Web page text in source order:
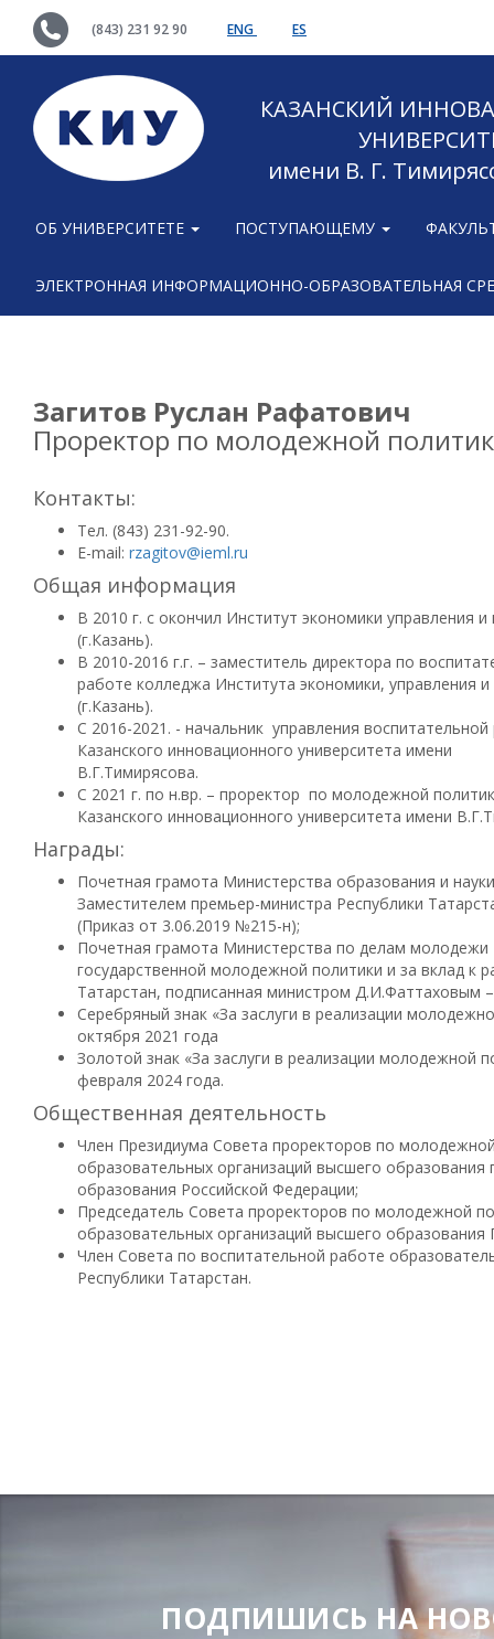
(843) 231 92 90 ENG ES
КАЗАНСКИЙ
имени В. Г.
ОБ УНИВЕРСИТЕТЕ ПОСТУПАЮЩЕМУ
ЭЛЕКТРОННАЯ ИНФОРМАЦИОННО-ОБРАЗОВАТЕЛЬНАЯ
Загитов Руслан Рафатович
Проректор по молодежной
Контакты:
Тел. (843) 231-92-90.
E-mail: rzagitov@ieml.ru
Общая информация
В 2010 г. с окончил Институт экономики управления и
(г.Казань).
В 2010-2016 г.г. – заместитель директора по
работе колледжа Института экономики, управления и
(г.Казань).
С 2016-2021. - начальник управления
Казанского инновационного университета имени
В.Г.Тимирясова.
С 2021 г. по н.вр. – проректор по молодежной
Казанского инновационного университета имени
Награды:
Почетная грамота Министерства образования и
Заместителем премьер-министра Республики
(Приказ от 3.06.2019 №215-н);
Почетная грамота Министерства по делам молодежи
государственной молодежной политики и за вклад к
Татарстан, подписанная министром Д.И.Фаттаховым
Серебряный знак «За заслуги в реализации
октября 2021 года
Золотой знак «За заслуги в реализации молодежной
февраля 2024 года.
Общественная деятельность
Член Президиума Совета проректоров по
образовательных организаций высшего
образования Российской Федерации;
Председатель Совета проректоров по молодежной
образовательных организаций высшего
Член Совета по воспитательной работе
Республики Татарстан.
ПОДПИШИСЬ НА